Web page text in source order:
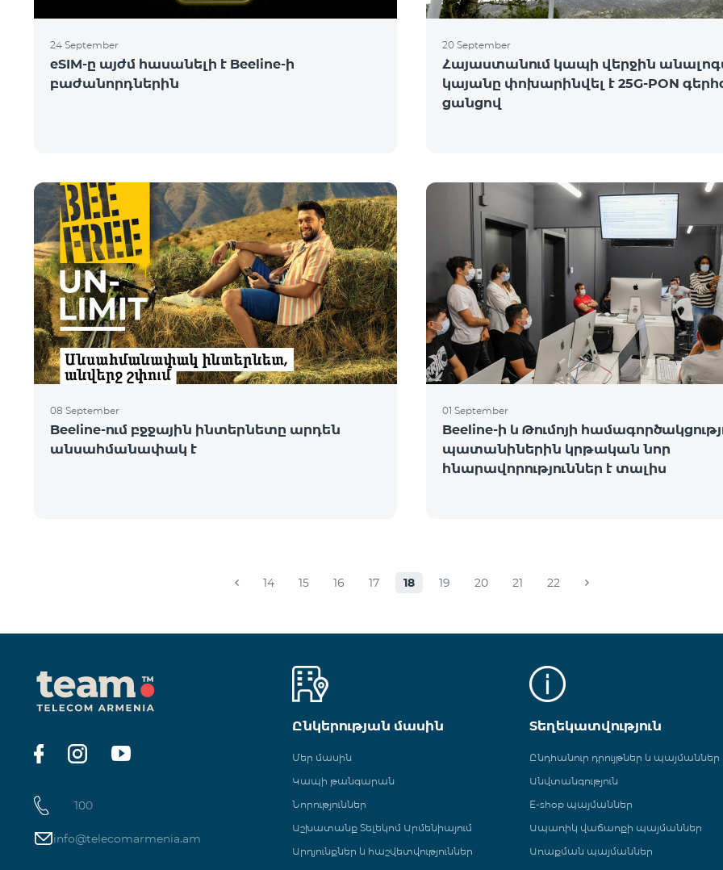
24 September
eSIM-ը այժմ հասանելի է Beeline-ի
բաժանորդներին
20 September
Հայաստանում կապի վերջին
կայանը փոխարինվել է 25G-PON
ցանցով
08 September
Beeline-ում բջջային ինտերնետը արդեն
անսահմանափակ է
01 September
Beeline-ի և Թումոյի
պատանիներին կրթական նոր
հնարավորություններ է տալիս
14 15 16 17 18 19 20 21 22
100
info@telecomarmenia.am
Ընկերության մասին
Մեր մասին
Կապի թանգարան
Նորություններ
Աշխատանք Տելեկոմ Արմենիայում
Արդյունքներ և հաշվետվություններ
Տեղեկատվություն
Ընդհանուր դրույթներ և պայմաններ
Անվտանգություն
E-shop պայմաններ
Ապառիկ վաճառքի պայմաններ
Առաքման պայմաններ